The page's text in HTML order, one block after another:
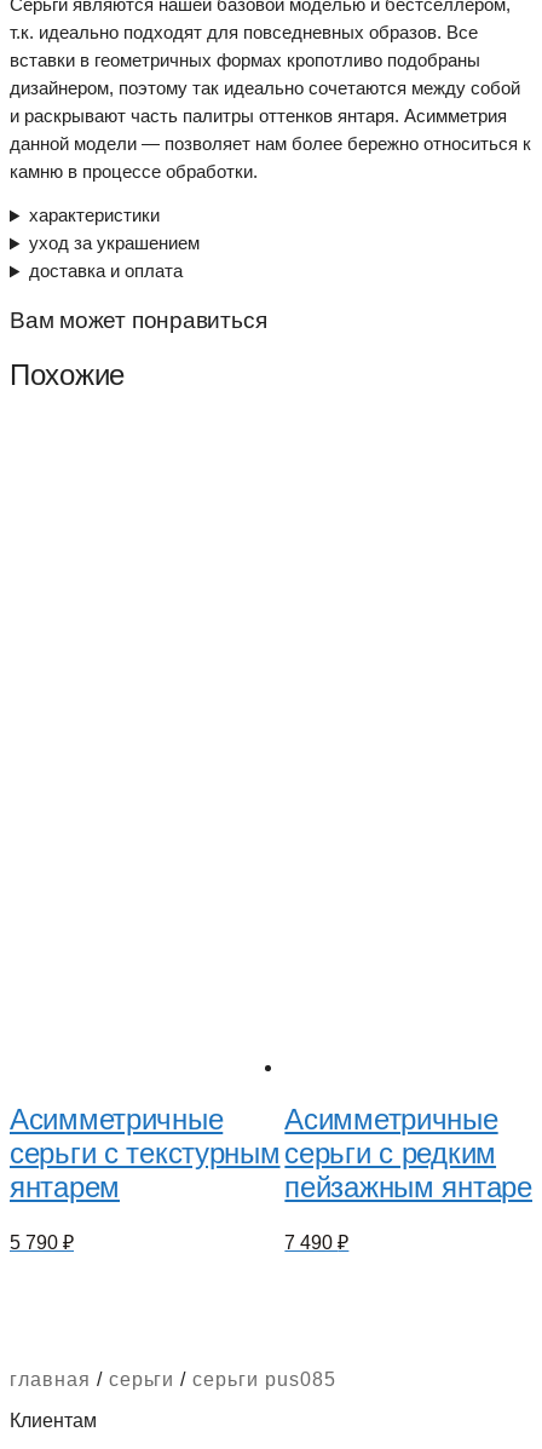
Серьги являются нашей базовой моделью и бестселлером,
т.к. идеально подходят для повседневных образов. Все
вставки в геометричных формах кропотливо подобраны
дизайнером, поэтому так идеально сочетаются между собой
и раскрывают часть палитры оттенков янтаря. Асимметрия
данной модели — позволяет нам более бережно относиться к
камню в процессе обработки.
характеристики
уход за украшением
доставка и оплата
Вам может понравиться
Похожие
Асимметричные
серьги с текстурным
янтарем
5 790 ₽
Асимметричные
серьги с редким
пейзажным
7 490₽
главная / серьги /серьги pus085
Клиентам